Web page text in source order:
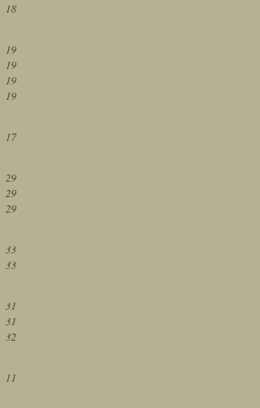
18
19
19
19
19
17
29
29
29
33
33
31
31
32
11